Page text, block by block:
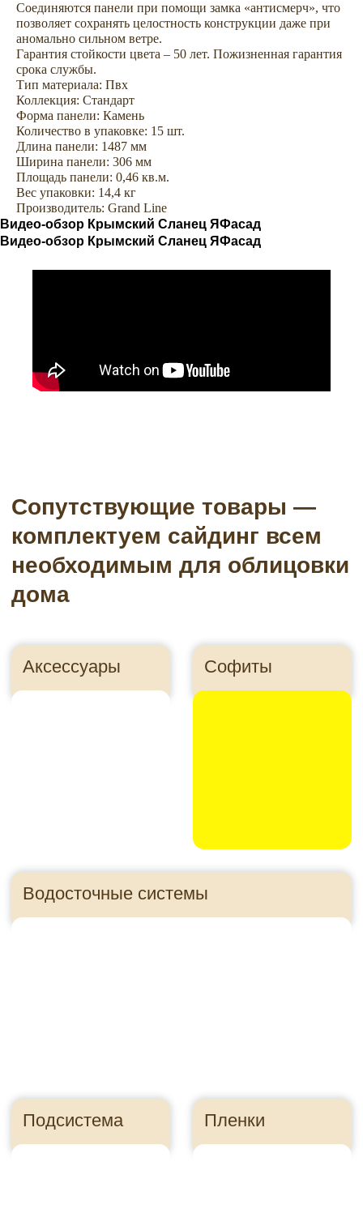
Соединяются панели при помощи замка «антисмерч», что
позволяет сохранять целостность конструкции даже при
аномально сильном ветре.
Гарантия стойкости цвета – 50 лет. Пожизненная гарантия
срока службы.
Тип материала: Пвх
Коллекция: Стандарт
Форма панели: Камень
Количество в упаковке: 15 шт.
Длина панели: 1487 мм
Ширина панели: 306 мм
Площадь панели: 0,46 кв.м.
Вес упаковки: 14,4 кг
Производитель: Grand Line
Видео-обзор Крымский Сланец ЯФасад
Видео-обзор Крымский Сланец ЯФасад
Сопутствующие товары —
комплектуем сайдинг всем
необходимым для облицовки
дома
Аксессуары Софиты
Водосточные системы
Подсистема
Утеплитель
Пленки
Ошибка в расчете
сэкономить